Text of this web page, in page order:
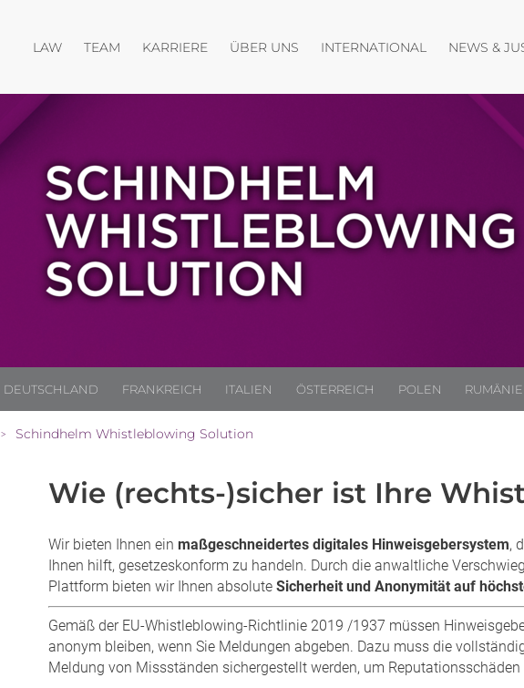
LAWMenü öffnen
TEAM KARRIERE ÜBER UNS Menü öffnen
INTERNATIONAL Menü öffnen
NEWS &
DEUTSCHLAND FRANKREICH ITALIEN ÖSTERREICH POLEN
> Schindhelm Whistleblowing Solution
Wie (rechts-)sicher ist Ihre
Wir bieten Ihnen ein maßgeschneidertes digitales Hinweisgebersystem,
Ihnen hilft, gesetzeskonform zu handeln. Durch die anwaltliche
Plattform bieten wir Ihnen absolute Sicherheit und Anonymität auf
Gemäß der EU-Whistleblowing-Richtlinie 2019 /1937 müssen
anonym bleiben, wenn Sie Meldungen abgeben. Dazu muss die
Meldung von Missständen sichergestellt werden, um